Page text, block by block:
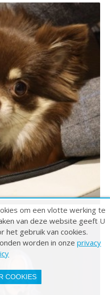
om een vlotte werking te
van deze website geeft U
het gebruik van cookies.
worden in onze privacy
COOKIES